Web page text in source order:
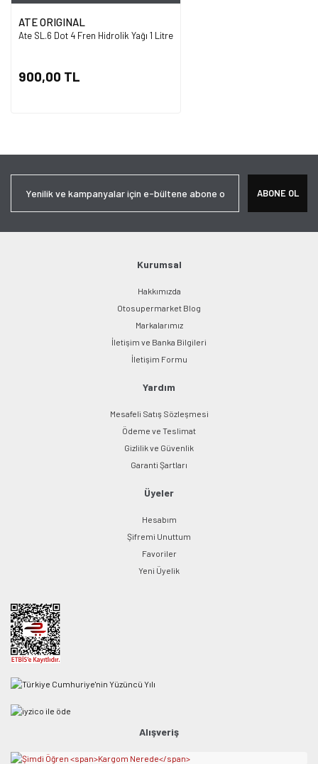
ATE ORIGINAL
Ate SL.6 Dot 4 Fren Hidrolik Yağı 1 Litre
900,00 TL
ABONE OL
Kurumsal
Hakkımızda
Otosupermarket Blog
Markalarımız
İletişim ve Banka Bilgileri
İletişim Formu
Yardım
Mesafeli Satış Sözleşmesi
Ödeme ve Teslimat
Gizlilik ve Güvenlik
Garanti Şartları
Üyeler
Hesabım
Şifremi Unuttum
Favoriler
Yeni Üyelik
Alışveriş